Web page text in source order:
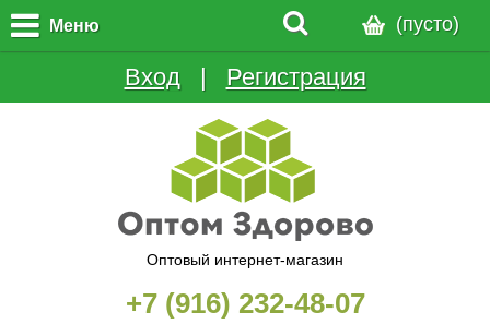
Вход
  |
Регистрация
(пусто)
Оптовый интернет-магазин
+7 (916) 232-48-07
Меню